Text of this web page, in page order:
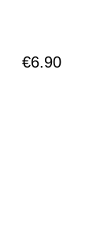
€6.90